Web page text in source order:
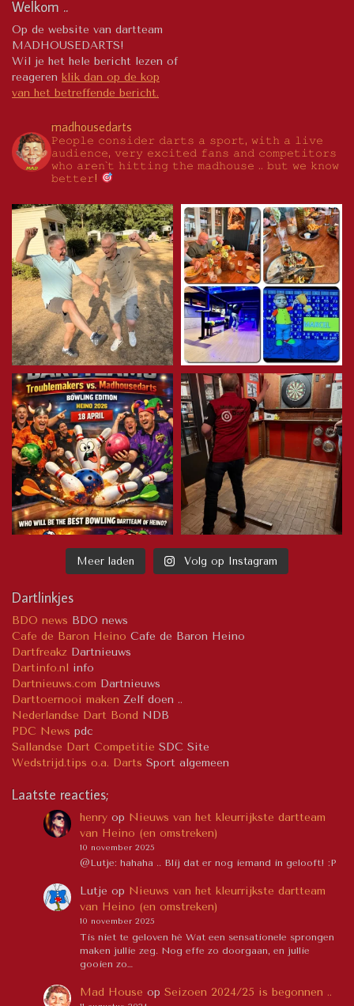
Welkom ..
Op de website van dartteam
MADHOUSEDARTS!
Wil je het hele bericht lezen of
reageren klik dan op de kop
van het betreffende bericht.
madhousedarts
𝙿𝚎𝚘𝚙𝚕𝚎 𝚌𝚘𝚗𝚜𝚒𝚍𝚎𝚛 𝚍𝚊𝚛𝚝𝚜 𝚊 𝚜𝚙𝚘𝚛𝚝, 𝚠𝚒𝚝𝚑 𝚊 𝚕𝚒𝚟𝚎
𝚊𝚞𝚍𝚒𝚎𝚗𝚌𝚎, 𝚟𝚎𝚛𝚢 𝚎𝚡𝚌𝚒𝚝𝚎𝚍 𝚏𝚊𝚗𝚜 𝚊𝚗𝚍 𝚌𝚘𝚖𝚙𝚎𝚝𝚒𝚝𝚘𝚛𝚜
𝚠𝚑𝚘 𝚊𝚛𝚎𝚗`𝚝 𝚑𝚒𝚝𝚝𝚒𝚗𝚐 𝚝𝚑𝚎 𝚖𝚊𝚍𝚑𝚘𝚞𝚜𝚎 .. 𝚋𝚞𝚝 𝚠𝚎 𝚔𝚗𝚘𝚠
𝚋𝚎𝚝𝚝𝚎𝚛!
Meer laden Volg op Instagram
Dartlinkjes
BDO news BDO news
Cafe de Baron Heino Cafe de Baron Heino
Dartfreakz Dartnieuws
Dartinfo.nl info
Dartnieuws.com Dartnieuws
Darttoernooi maken Zelf doen ..
Nederlandse Dart Bond NDB
PDC News pdc
Sallandse Dart Competitie SDC Site
Wedstrijd.tips o.a. Darts Sport algemeen
Laatste reacties;
henryop Nieuws van het kleurrijkste dartteam
van Heino (en omstreken)
10 november 2025
@Lutje: hahaha .. Blij dat er nog iemand in gelooft! :P
Lutje op Nieuws van het kleurrijkste dartteam
van Heino (en omstreken)
10 november 2025
Tis niet te geloven hè Wat een sensationele sprongen
maken jullie zeg. Nog effe zo doorgaan, en jullie
gooien zo…
Mad House op Seizoen 2024/25 is begonnen ..